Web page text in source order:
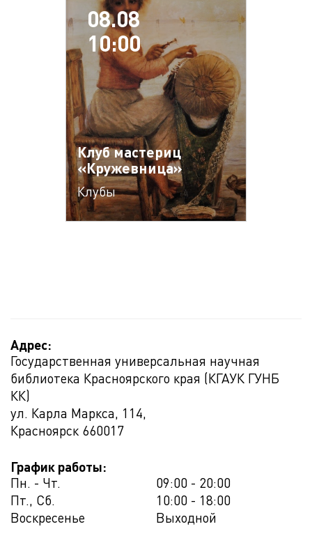
08.08
10:00
Клуб мастериц
«Кружевница»
Клубы
Адрес:
Государственная универсальная научная
библиотека Красноярского края (КГАУК ГУНБ
КК)
ул. Карла Маркса, 114,
Красноярск 660017
График работы:
Пн. - Чт.
09:00 - 20:00
Пт., Сб.
10:00 - 18:00
Воскресенье
Выходной